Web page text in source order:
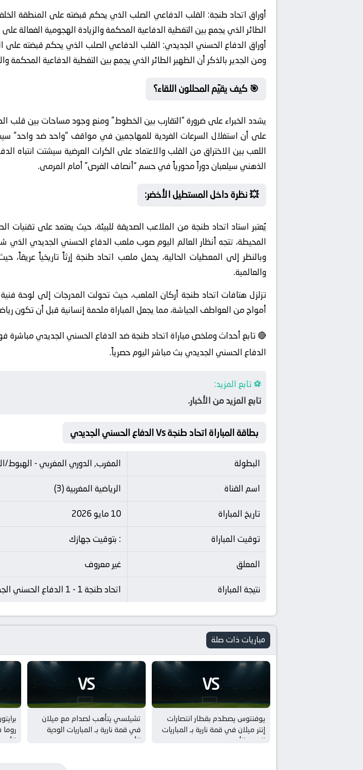
أوراق اتحاد طنجة: القلب الدفاعي الصلب الذي يحكم قبضته على المنطقة
الطائر الذي يجمع بين التغطية الدفاعية المحكمة والزيادة الهجومية الفعالة
أوراق الدفاع الحسني الجديدي: القلب الدفاعي الصلب الذي يحكم قبضته على
ومن الجدير بالذكر أن الظهير الطائر الذي يجمع بين التغطية الدفاعية المحكمة
🎯 كيف يقيّم المحللون اللقاء؟
يشدد الخبراء على ضرورة “التقارب بين الخطوط” ومنع وجود مساحات بين
على أن استغلال السرعات الفردية للمهاجمين في مواقف “واحد ضد واحد”
اللعب بين الاختراق من القلب والاعتماد على الكرات العرضية سيشتت انتباه
الذهني سيلعبان دوراً محورياً في حسم “أنصاف الفرص” أمام المرمى.
💥 نظرة داخل المستطيل الأخضر:
يُعتبر استاد اتحاد طنجة من الملاعب الصديقة للبيئة، حيث يعتمد على
المحيطة، تتجه أنظار العالم اليوم صوب ملعب الدفاع الحسني الجديدي الذي
والعالمية.
تزلزل هتافات اتحاد طنجة أركان الملعب، حيث تحولت المدرجات إلى لوحة
أمواج من العواطف الجياشة، مما يجعل المباراة ملحمة إنسانية قبل أن تكون
🔴 تابع أحداث وملخص مباراة اتحاد طنجة ضد الدفاع الحسني الجديدي مباشرة
الدفاع الحسني الجديدي بث مباشر اليوم حصرياً.
⚽ تابع المزيد:
تابع المزيد من الأخبار.
بطاقة المباراة اتحاد طنجة Vs الدفاع الحسني الجديدي
البطولة
المغرب, الدوري المغربي - الهبوط/
اسم القناة
الرياضية المغربية (3)
تاريخ المباراة
10 مايو 2026
توقيت المباراة
: بتوقيت جهازك
المعلق
غير معروف
نتيجة المباراة
اتحاد طنجة 1 - 1 الدفاع الحسني الجديدي
مباريات ذات صلة
VS
يوفنتوس يصطدم بقطار انتصارات
إنتر ميلان في قمة نارية بـ المباريات
الودية للأندية
VS
تشيلسي يتأهب لصدام مع ميلان
في قمة نارية بـ المباريات الودية
للأندية
روما